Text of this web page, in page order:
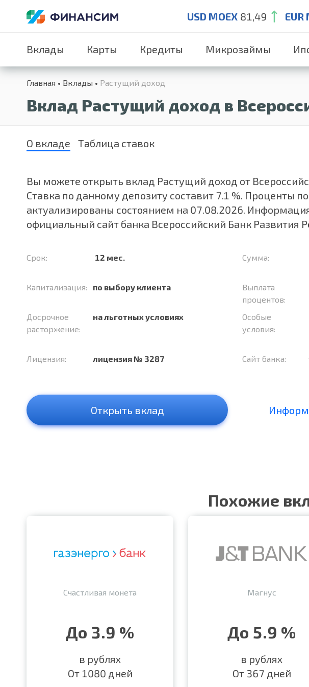
USD MOEX 81,49 EUR
Вклады Карты Кредиты Микрозаймы
Главная Вклады Растущий доход
Вклад Растущий доход в
О вкладе Таблица ставок
Вы можете открыть вклад Растущий доход от
Ставка по данному депозиту составит 7.1 %.
актуализированы состоянием на 07.08.2026.
официальный сайт банка Всероссийский Банк Развития
Срок: 12 мес. Сумма:
Капитализация: по выбору клиента
Выплата
процентов:
Досрочное
расторжение:
на льготных условиях
Особые
условия:
Лицензия: лицензия № 3287 Сайт банка:
Открыть вклад
Похожие
Счастливая монета
До 3.9 %
в рублях
От 1080 дней
Магнус
До 5.9 %
в рублях
От 367 дней